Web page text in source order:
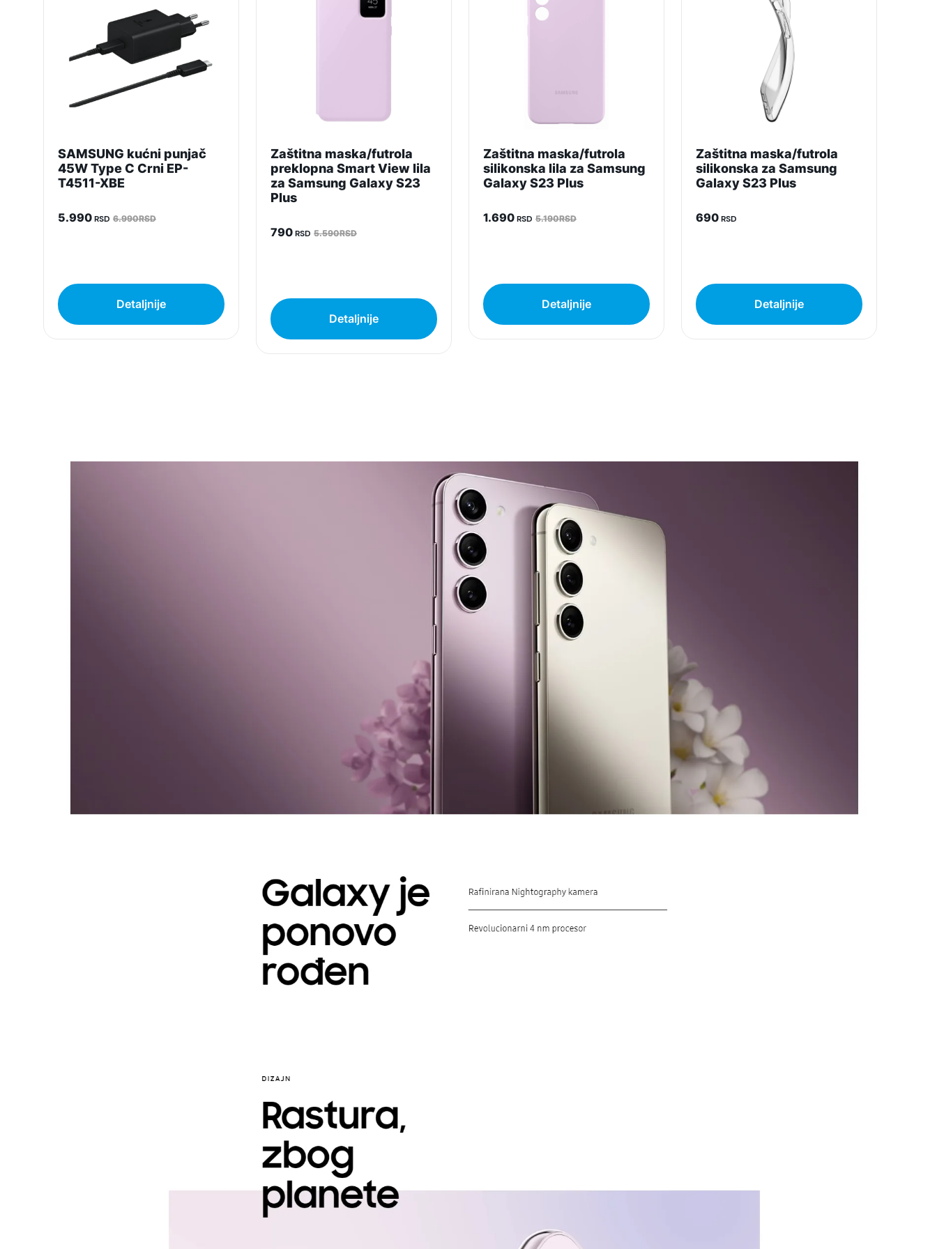
Napomena:
Superfon doo se trudi da informacije i fotografije artikala budu što tačnije i detaljnije ali ne može da
garantuje da su svi podaci apsolutno ispravni.
SAMSUNG kućni punjač
45W Type C Crni EP-
T4511-XBE
5.990RSD 6.990RSD
Detaljnije
Zaštitna maska/futrola
preklopna Smart View lila
za Samsung Galaxy S23
Plus
790RSD 5.590RSD
Detaljnije
Zaštitna maska/futrola
silikonska lila za Samsung
Galaxy S23 Plus
1.690RSD 5.190RSD
Detaljnije
Zaštitna maska/futrola
silikonska za Samsung
Galaxy S23 Plus
690RSD
Detaljnije